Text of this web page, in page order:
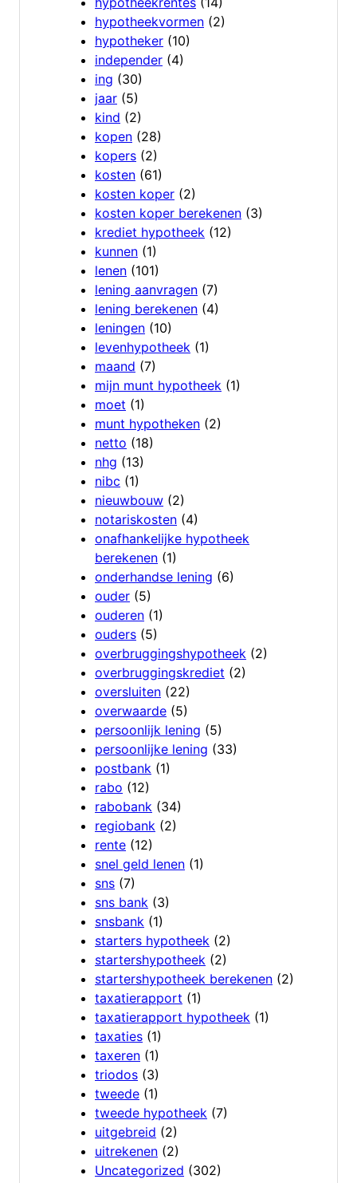
hypotheekvormen (2)
hypotheker (10)
independer (4)
ing (30)
jaar (5)
kind (2)
kopen (28)
kopers (2)
kosten (61)
kosten koper (2)
kosten koper berekenen (3)
krediet hypotheek (12)
kunnen (1)
lenen (101)
lening aanvragen (7)
lening berekenen (4)
leningen (10)
levenhypotheek (1)
maand (7)
mijn munt hypotheek (1)
moet (1)
munt hypotheken (2)
netto (18)
nhg (13)
nibc (1)
nieuwbouw (2)
notariskosten (4)
onafhankelijke hypotheek
berekenen (1)
onderhandse lening (6)
ouder (5)
ouderen (1)
ouders (5)
overbruggingshypotheek (2)
overbruggingskrediet (2)
oversluiten (22)
overwaarde (5)
persoonlijk lening (5)
persoonlijke lening (33)
postbank (1)
rabo (12)
rabobank (34)
regiobank (2)
rente (12)
snel geld lenen (1)
sns (7)
sns bank (3)
snsbank (1)
starters hypotheek (2)
startershypotheek (2)
startershypotheek berekenen (2)
taxatierapport (1)
taxatierapport hypotheek (1)
taxaties (1)
taxeren (1)
triodos (3)
tweede (1)
tweede hypotheek (7)
uitgebreid (2)
uitrekenen (2)
Uncategorized (302)